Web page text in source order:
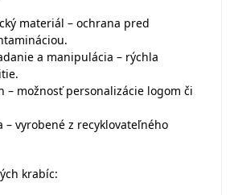
materiál – ochrana pred
a manipulácia – rýchla
– možnosť personalizácie logom či
– vyrobené z recyklovateľného
krabíc: